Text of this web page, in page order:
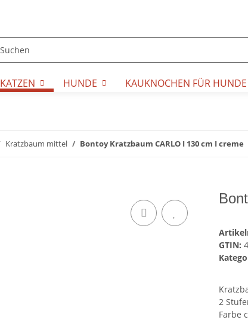
KATZEN HUNDE KAUKNOCHEN FÜR HUNDE
Kratzbaum mittel Bontoy Kratzbaum CARLO I 130 cm I creme
GTIN:
2
Farbe